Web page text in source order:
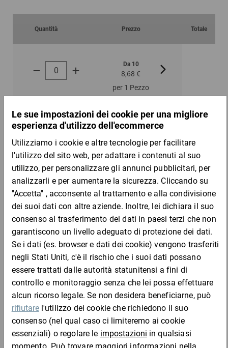
Quantità Prezzo Totale
Da 10
8,68 €
per 1 Pezzo
DESCRIZIONE DEL PRODOTTO
Proteggono il carico da sporco e umidità, perfetti per oggetti
pesanti o di forma irregolare, come vasi, secchi e taniche di latta.
più robusti dei fogli in cartone
elevata protezione contro l''umidità e gli spruzzi di grassi,
alcool e acidi deboli
utili come fogli separatori o fondi/coperchi per pallet
resistenti agli urti
stabili, grazie alla costruzione a camere cave
riutilizzabili
Separatori a camere cave in PP, non contaminano gli alimenti,
riciclabili
Completa l'ordine con: